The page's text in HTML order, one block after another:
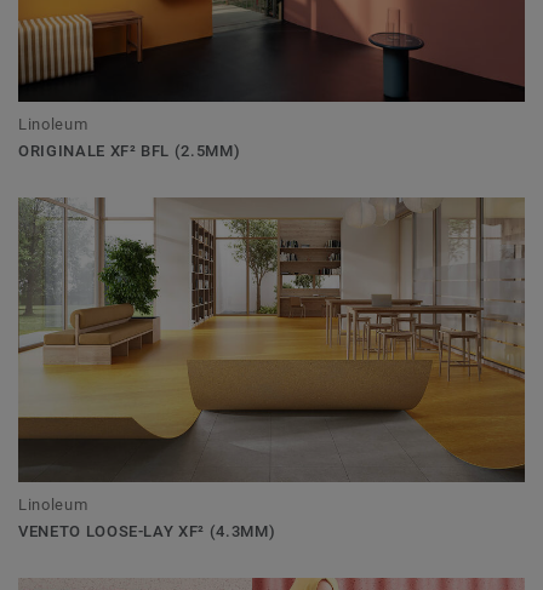
Linoleum
ORIGINALE XF² BFL (2.5MM)
Linoleum
VENETO LOOSE-LAY XF² (4.3MM)